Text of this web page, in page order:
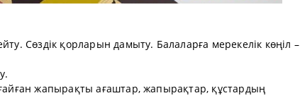
Сөздік қорларын дамыту. Балаларға мерекелік көңіл –
жапырақты ағаштар, жапырақтар, құстардың